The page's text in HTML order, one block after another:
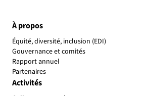
À propos
Équité, diversité, inclusion (EDI)
Gouvernance et comités
Rapport annuel
Partenaires
Activités